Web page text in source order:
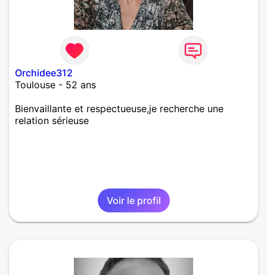
Orchidee312
Toulouse - 52 ans
Bienvaillante et respectueuse,je recherche une
relation sérieuse
Voir le profil